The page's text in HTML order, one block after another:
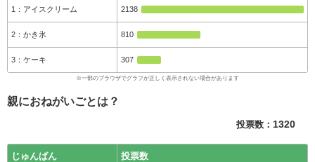
アイスクリーム 2138
かき氷 810
ケーキ 307
親におねがいごとは？
投票数： 1320
じゅんばん 投票数